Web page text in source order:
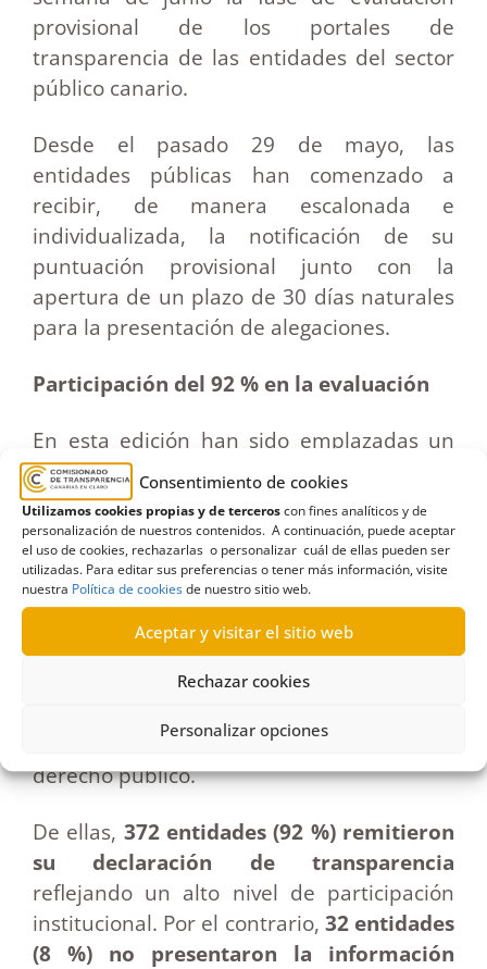
Consentimiento de cookies
Utilizamos cookies propias y de terceroscon fines analíticos y de
personalización de nuestros contenidos. A continuación, puede aceptar
el uso de cookies, rechazarlas o personalizar cuál de ellas pueden ser
utilizadas. Para editar sus preferencias o tener más información, visite
nuestra Política de cookiesde nuestro sitio web.
Aceptar y visitar el sitio web
Rechazar cookies
Personalizar opciones
provisional de los portales de
transparencia de las entidades del sector
público canario.
Desde el pasado 29 de mayo, las
entidades públicas han comenzado a
recibir, de manera escalonada e
individualizada, la notificación de su
puntuación provisional junto con la
apertura de un plazo de 30 días naturales
para la presentación de alegaciones.
Participación del 92 % en la evaluación
En esta edición han sido emplazadas un
total de 404 entidades del sector público,
entre las que se incluyen la Comunidad
Autónoma de Canarias y 41 entidades
dependientes; los siete cabildos insulares
junto a sus 83 entidades vinculadas; los 88
ayuntamientos y 99 entidades
municipales; las dos universidades
públicas con cinco organismos asociados;
mancomunidades y 68 corporaciones de
derecho público.
De ellas, 372 entidades (92 %) remitieron
su declaración de transparencia
reflejando un alto nivel de participación
institucional. Por el contrario, 32 entidades
(8 %) no presentaron la información